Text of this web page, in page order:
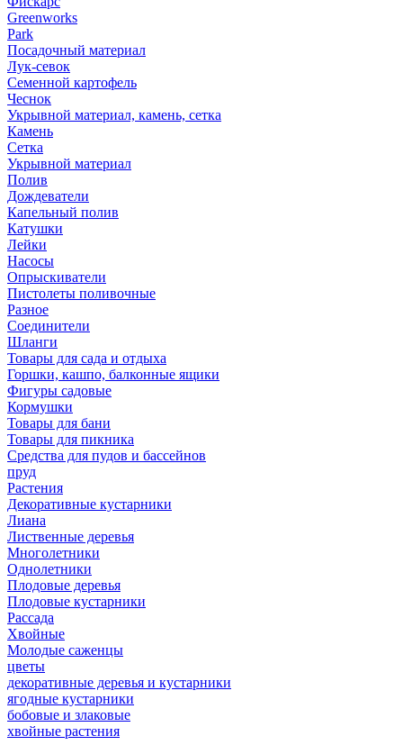
Greenworks
Park
Посадочный материал
Лук-севок
Семенной картофель
Чеснок
Укрывной материал, камень, сетка
Камень
Сетка
Укрывной материал
Полив
Дождеватели
Капельный полив
Катушки
Лейки
Насосы
Опрыскиватели
Пистолеты поливочные
Разное
Соединители
Шланги
Товары для сада и отдыха
Горшки, кашпо, балконные ящики
Фигуры садовые
Кормушки
Товары для бани
Товары для пикника
Средства для пудов и бассейнов
пруд
Растения
Декоративные кустарники
Лиана
Лиственные деревья
Многолетники
Однолетники
Плодовые деревья
Плодовые кустарники
Рассада
Хвойные
Молодые саженцы
цветы
декоративные деревья и кустарники
ягодные кустарники
бобовые и злаковые
хвойные растения